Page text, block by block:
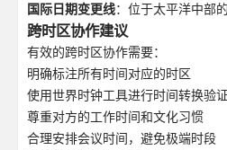
国际日期变更线：位于太平洋中部
跨时区协作建议
有效的跨时区协作需要：
明确标注所有时间对应的时区
使用世界时钟工具进行时间转换验
尊重对方的工作时间和文化习惯
合理安排会议时间，避免极端时段